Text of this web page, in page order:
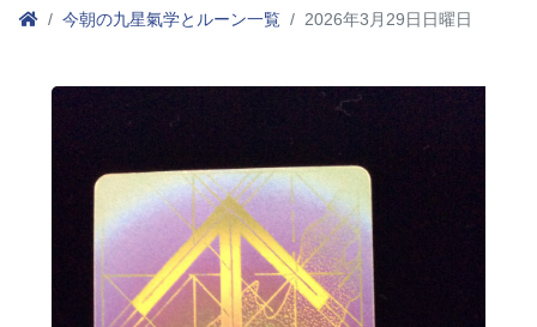
今朝の九星氣学とルーン一覧 2026年3月29日日曜日